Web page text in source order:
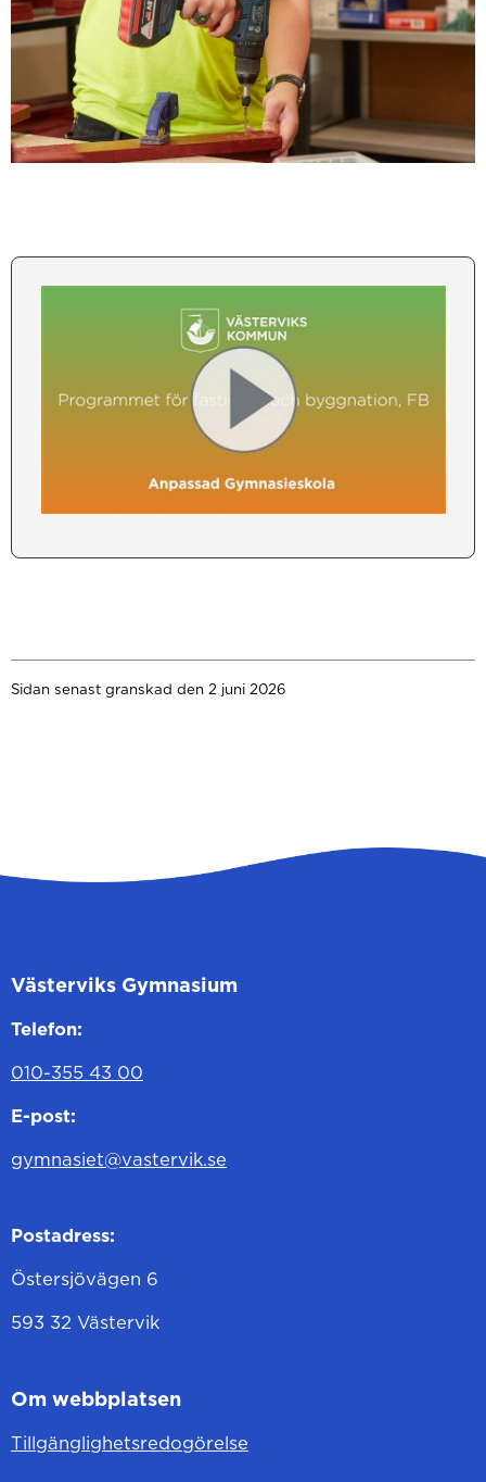
Sidan senast granskad den 2 juni 2026
Västerviks Gymnasium
Telefon:
010-355 43 00
E-post:
gymnasiet@vastervik.se
Postadress:
Östersjövägen 6
593 32 Västervik
Om webbplatsen
Tillgänglighetsredogörelse